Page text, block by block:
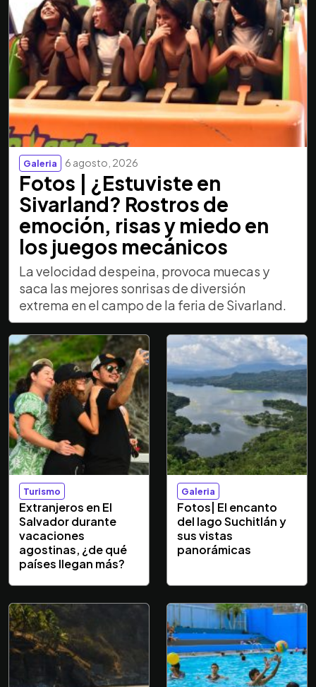
Galeria 6 agosto, 2026
Fotos | ¿Estuviste en
Sivarland? Rostros de
emoción, risas y miedo en
los juegos mecánicos
La velocidad despeina, provoca muecas y
saca las mejores sonrisas de diversión
extrema en el campo de la feria de Sivarland.
Turismo
Extranjeros en El
Salvador durante
vacaciones
agostinas, ¿de qué
países llegan más?
Galeria
Fotos| El encanto
del lago Suchitlán y
sus vistas
panorámicas